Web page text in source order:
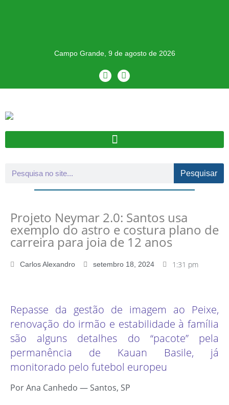
Campo Grande, 9 de agosto de 2026
Pesquisar
Projeto Neymar 2.0: Santos usa
exemplo do astro e costura plano de
carreira para joia de 12 anos
Carlos Alexandro setembro 18, 2024 1:31 pm
Repasse da gestão de imagem ao Peixe,
renovação do irmão e estabilidade à família
são alguns detalhes do “pacote” pela
permanência de Kauan Basile, já
monitorado pelo futebol europeu
Por Ana Canhedo — Santos, SP